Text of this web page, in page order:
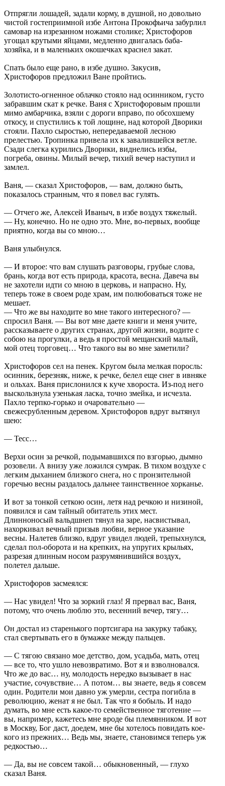
Отпрягли лошадей, задали корму, в душной, но довольно
чистой гостеприимной избе Антона Прокофьича забурлил
самовар на изрезанном ножами столике; Христофоров
угощал крутыми яйцами, медленно двигалась баба-
хозяйка, и в маленьких окошечках краснел закат.
Спать было еще рано, в избе душно. Закусив,
Христофоров предложил Ване пройтись.
Золотисто-огненное облачко стояло над осинником, густо
забравшим скат к речке. Ваня с Христофоровым прошли
мимо амбарчика, взяли с дороги вправо, по обсохшему
откосу, и спустились к той лощине, над которой Дворики
стояли. Пахло сыростью, непередаваемой лесною
прелестью. Тропинка привела их к завалившейся ветле.
Сзади слегка курились Дворики, виднелись избы,
погреба, овины. Милый вечер, тихий вечер наступил и
замлел.
Ваня, — сказал Христофоров, — вам, должно быть,
показалось странным, что я повел вас гулять.
— Отчего же, Алексей Иваныч, в избе воздух тяжелый.
— Ну, конечно. Но не одно это. Мне, во-первых, вообще
приятно, когда вы со мною…
Ваня улыбнулся.
— И второе: что вам слушать разговоры, грубые слова,
брань, когда вот есть природа, красота, весна. Давеча вы
не захотели идти со мною в церковь, и напрасно. Ну,
теперь тоже в своем роде храм, им полюбоваться тоже не
мешает.
— Что же вы находите во мне такого интересного? —
спросил Ваня. — Вы вот мне даете книги и меня учите,
рассказываете о других странах, другой жизни, водите с
собою на прогулки, а ведь я простой мещанский малый,
мой отец торговец… Что такого вы во мне заметили?
Христофоров сел на пенек. Кругом была мелкая поросль:
осинник, березняк, ниже, к речке, белел еще снег в ивняке
и ольхах. Ваня прислонился к куче хвороста. Из-под него
выскользнула узенькая ласка, точно змейка, и исчезла.
Пахло терпко-горько и очаровательно —
свежесрубленным деревом. Христофоров вдруг вытянул
шею:
— Тесс…
Верхи осин за речкой, подымавшихся по взгорью, дымно
розовели. А внизу уже ложился сумрак. В тихом воздухе с
легким дыханием близкого снега, но с пронзительной
горечью весны раздалось дальнее таинственное хорканье.
И вот за тонкой сеткою осин, летя над речкою и низиной,
появился и сам тайный обитатель этих мест.
Длинноносый вальдшнеп тянул на заре, насвистывал,
нахоркивал вечный призыв любви, верное указание
весны. Налетев близко, вдруг увидел людей, трепыхнулся,
сделал пол-оборота и на крепких, на упругих крыльях,
разрезая длинным носом разрумянившийся воздух,
полетел дальше.
Христофоров засмеялся:
— Нас увидел! Что за зоркий глаз! Я прервал вас, Ваня,
потому, что очень люблю это, весенний вечер, тягу…
Он достал из старенького портсигара на закурку табаку,
стал свертывать его в бумажке между пальцев.
— С тягою связано мое детство, дом, усадьба, мать, отец
— все то, что ушло невозвратимо. Вот я и взволновался.
Что же до вас… ну, молодость нередко вызывает в нас
участие, сочувствие… А потом… вы знаете, ведь я совсем
один. Родители мои давно уж умерли, сестра погибла в
революцию, женат я не был. Так что я бобыль. И надо
думать, во мне есть какое-то семейственное тяготение —
вы, например, кажетесь мне вроде бы племянником. И вот
в Москву, Бог даст, доедем, мне бы хотелось повидать кое-
кого из прежних… Ведь мы, знаете, становимся теперь уж
редкостью…
— Да, вы не совсем такой… обыкновенный, — глухо
сказал Ваня.